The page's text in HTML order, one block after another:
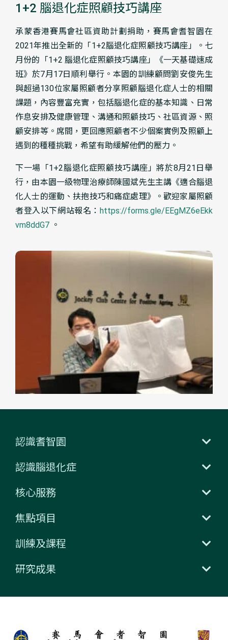
1+2 腦退化症照顧技巧講座
承蒙香港賽馬會社區資助計劃捐助，賽馬會耆智園在
2021年推出全新的「1+2腦退化症照顧技巧講座」。七
月份的「1+2 腦退化症照顧技巧講座」《一天基礎速成
班》於7月17日順利舉行。本園的訓練顧問劉安俊先生
與超過130位家屬照顧者分享照顧腦退化症人士的相關
課題，內容豐富充實，包括腦退化症的基本知識、日常
作息安排及健康管理、溝通和照顧技巧、社區資源、照
顧安排等。席間，更回應照顧者不少個案實例及照顧上
遇到的種種挑戰，希望有助緩解他們的壓力。
下一場「1+2腦退化症照顧技巧講座」將於8月21日舉
行，由本園一級物理治療師陳國斌先生主講《適合腦退
化人士的運動、扶抱技巧和痛症處理》。歡迎家屬照顧
者登入以下網站報名： https://forms.gle/EEgMZ6eEkk
vm8ddG7 。
認識耆智園
認識腦退化症
核心服務
焦點項目
訓練及課程
研究成果